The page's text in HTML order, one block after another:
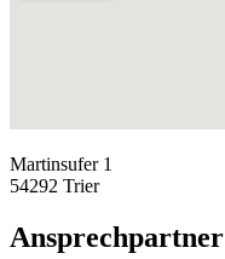
Martinsufer 1
54292 Trier
Ansprechpartner